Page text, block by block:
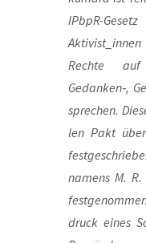
IPb­pR-
Rech­te auf
Gedanken‑,
spre­chen.
len Pakt
namens M.
druck eines